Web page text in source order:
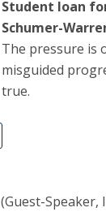
Student loan
Schumer-
The pressure is
misguided
true.
(Guest-Speaker,